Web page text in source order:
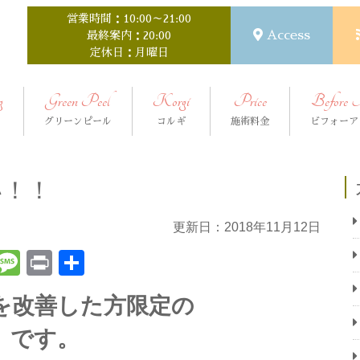
営業時間：10:00～21:00
最終案内：20:00
定休日：月曜日
Access
Green Peel
グリーンピール
Korgi
コルギ
Price
施術料金
Before
ビフォー
！
更新日：2018年11月12日
Message
Print
有
改善した方限定の
す。